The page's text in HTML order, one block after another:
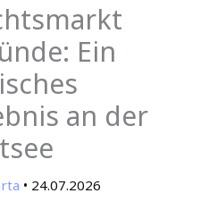
Ein
an der
• 24.07.2026